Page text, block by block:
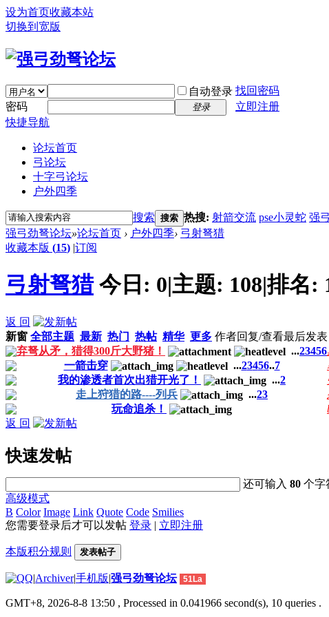
设为首页收藏本站
切换到宽版
自动登录 找回密码
密码
登录
立即注册
快捷导航
论坛首页
弓论坛
十字弓论坛
户外四季
搜索 搜索 热搜: 射箭交流 pse小灵蛇 强
强弓劲弩论坛»论坛首页 › 户外四季› 弓射弩猎
收藏本版 (15) |订阅
弓射弩猎 今日: 0|主题: 108|排名:
返 回
新窗 全部主题 最新 热门 热帖 精华 更多 作者回复/查看最后发表
弃弩从矛，猎得300斤大野猪！
...23456
一箭击穿
...23456..7
我的渗透者首次出猎开光了！
...2
走上狩猎的路----列兵
...23
玩命追杀！
返 回
快速发帖
还可输入80 个字
高级模式
B Color Image Link Quote Code Smilies
您需要登录后才可以发帖 登录 | 立即注册
本版积分规则 发表帖子
|Archiver|手机版|强弓劲弩论坛 51La
GMT+8, 2026-8-8 13:50 , Processed in 0.041966 second(s), 10 queries .